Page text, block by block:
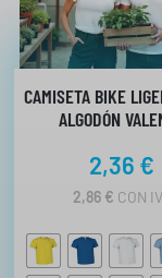
2
6
€
H
A
S
A
5
9
CAMISETA BIKE
ALGODÓN
2,36 €
2,86 € CON